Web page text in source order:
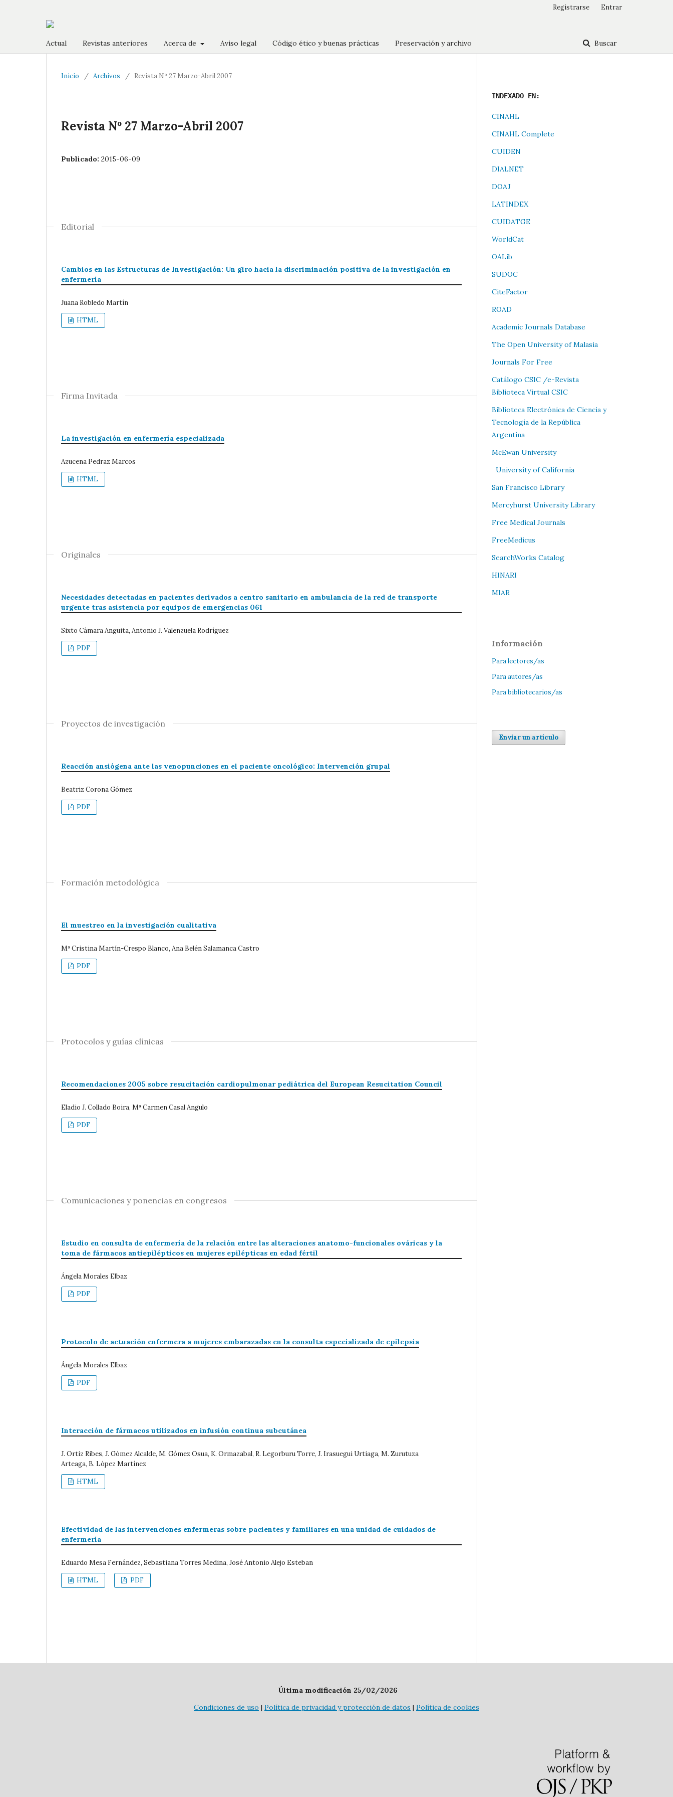
Actual Revistas anteriores Acerca de Aviso legal Código ético y buenas prácticas Preservación y archivo Buscar
Registrarse Entrar
Inicio / Archivos / Revista Nº 27 Marzo-Abril 2007
Revista Nº 27 Marzo-Abril 2007
Publicado: 2015-06-09
Editorial
Cambios en las Estructuras de Investigación: Un giro hacia la discriminación positiva de la investigación en
enfermería
Juana Robledo Martín
HTML
Firma Invitada
La investigación en enfermería especializada
Azucena Pedraz Marcos
HTML
Originales
Necesidades detectadas en pacientes derivados a centro sanitario en ambulancia de la red de transporte
urgente tras asistencia por equipos de emergencias 061
Sixto Cámara Anguita, Antonio J. Valenzuela Rodríguez
PDF
Proyectos de investigación
Reacción ansiógena ante las venopunciones en el paciente oncológico: Intervención grupal
Beatriz Corona Gómez
PDF
Formación metodológica
El muestreo en la investigación cualitativa
Mª Cristina Martín-Crespo Blanco, Ana Belén Salamanca Castro
PDF
Protocolos y guías clínicas
Recomendaciones 2005 sobre resucitación cardiopulmonar pediátrica del European Resucitation Council
Eladio J. Collado Boira, Mª Carmen Casal Angulo
PDF
Comunicaciones y ponencias en congresos
Estudio en consulta de enfermería de la relación entre las alteraciones anatomo-funcionales ováricas y la
toma de fármacos antiepilépticos en mujeres epilépticas en edad fértil
Ángela Morales Elbaz
PDF
Protocolo de actuación enfermera a mujeres embarazadas en la consulta especializada de epilepsia
Ángela Morales Elbaz
PDF
Interacción de fármacos utilizados en infusión continua subcutánea
J. Ortiz Ribes, J. Gómez Alcalde, M. Gómez Osua, K. Ormazabal, R. Legorburu Torre, J. Irasuegui Urtiaga, M. Zurutuza
Arteaga, B. López Martínez
HTML
Efectividad de las intervenciones enfermeras sobre pacientes y familiares en una unidad de cuidados de
enfermería
Eduardo Mesa Fernández, Sebastiana Torres Medina, José Antonio Alejo Esteban
HTML PDF
INDEXADO EN:
CINAHL
CINAHL Complete
CUIDEN
DIALNET
DOAJ
LATINDEX
CUIDATGE
WorldCat
OALib
SUDOC
CiteFactor
ROAD
Academic Journals Database
The Open University of Malasia
Journals For Free
Catálogo CSIC /e-Revista
Biblioteca Virtual CSIC
Biblioteca Electrónica de Ciencia y
Tecnología de la República
Argentina
McEwan University
University of California
San Francisco Library
Mercyhurst University Library
Free Medical Journals
FreeMedicus
SearchWorks Catalog
HINARI
MIAR
Información
Para lectores/as
Para autores/as
Para bibliotecarios/as
Enviar un artículo
Última modificación 25/02/2026
Condiciones de uso | Política de privacidad y protección de datos | Política de cookies